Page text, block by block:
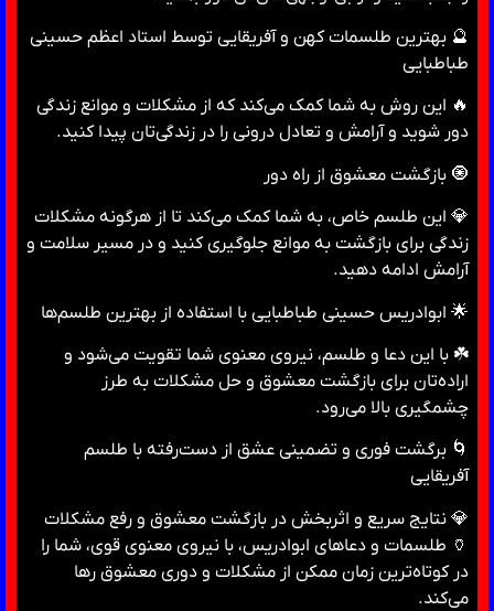
🔮 بهترین طلسمات کهن و آفریقایی توسط استاد اعظم حسینی
طباطبایی
🔥 این روش به شما کمک می‌کند که از مشکلات و موانع زندگی
دور شوید و آرامش و تعادل درونی را در زندگی‌تان پیدا کنید.
🧿 بازگشت معشوق از راه دور
💎 این طلسم خاص، به شما کمک می‌کند تا از هرگونه مشکلات
زندگی برای بازگشت به موانع جلوگیری کنید و در مسیر سلامت و
آرامش ادامه دهید.
🌟 ابوادریس حسینی طباطبایی با استفاده از بهترین طلسم‌ها
☘️ با این دعا و طلسم، نیروی معنوی شما تقویت می‌شود و
اراده‌تان برای بازگشت معشوق و حل مشکلات به طرز
چشمگیری بالا می‌رود.
🌀 برگشت فوری و تضمینی عشق از دست‌رفته با طلسم
آفریقایی
💎 نتایج سریع و اثربخش در بازگشت معشوق و رفع مشکلات
🏺 طلسمات و دعاهای ابوادریس، با نیروی معنوی قوی، شما را
در کوتاه‌ترین زمان ممکن از مشکلات و دوری معشوق رها
می‌کند.